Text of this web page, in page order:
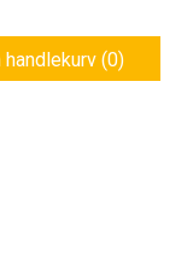
handlekurv (0)